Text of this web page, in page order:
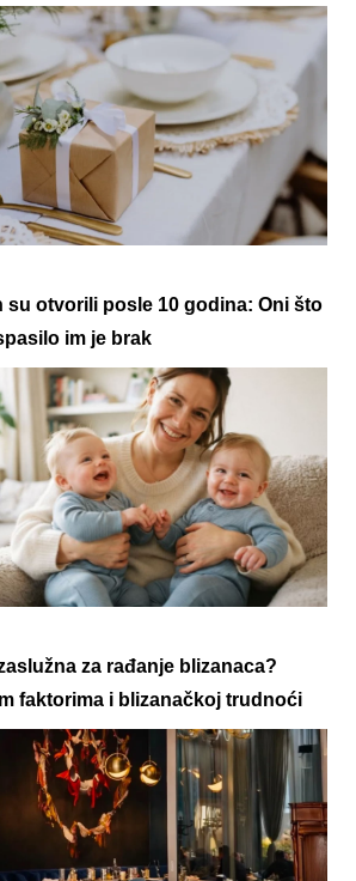
su otvorili posle 10 godina: Oni što
im je brak
za rađanje blizanaca?
faktorima i blizanačkoj trudnoći